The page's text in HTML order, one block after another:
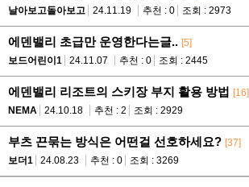
날아보고돌아보고
24.11.19 추천 : 0 조회 : 2973
에덴밸리 초급만 운영한다는글.. [5]
보드어린이1
24.11.07 추천 : 0 조회 : 2445
에덴밸리 리조트의 스키장 부지 활용 방법 [16]
NEMA
24.10.18 추천 : 2 조회 : 2929
부츠 끈묶는 방식은 어떤걸 선호하세요? [37]
보더1
24.08.23 추천 : 0 조회 : 3269